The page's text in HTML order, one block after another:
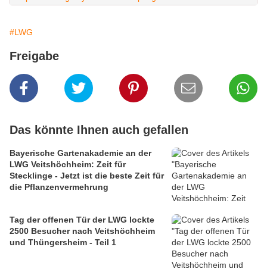
#LWG
Freigabe
Das könnte Ihnen auch gefallen
Bayerische Gartenakademie an der
LWG Veitshöchheim: Zeit für
Stecklinge - Jetzt ist die beste Zeit für
die Pflanzenvermehrung
Tag der offenen Tür der LWG lockte
2500 Besucher nach Veitshöchheim
und Thüngersheim - Teil 1